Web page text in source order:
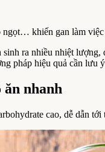
khiến gan làm
ra nhiều nhiệt
pháp hiệu quả cần lưu
ăn nhanh
cao, dễ dẫn